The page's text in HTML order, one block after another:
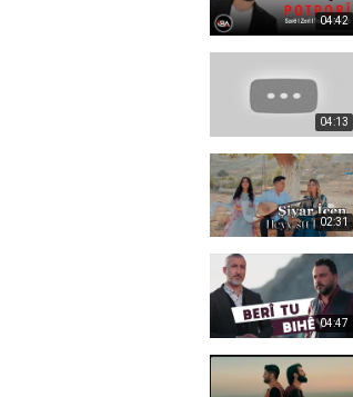
04:42
04:13
02:31
04:47